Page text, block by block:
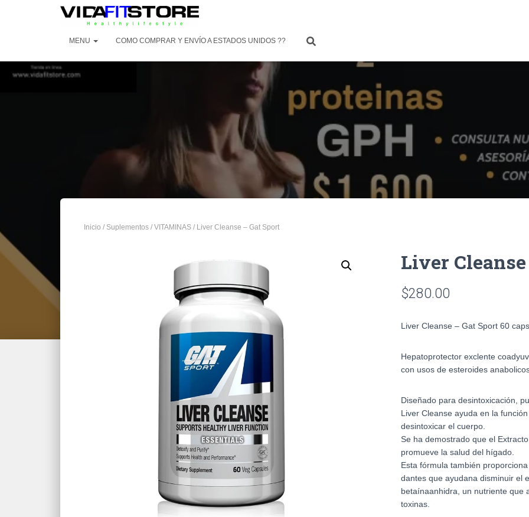
MENU COMO COMPRAR Y ENVÍO A ESTADOS UNIDOS ??
Inicio / Suplementos / VITAMINAS / Liver Cleanse – Gat Sport
Liver
$280.00
Liver Cleanse – Gat Sport 60 caps
Hepatoprotector exclente
con usos de esteroides
Diseñado para desintoxicación,
Liver Cleanse ayuda en la
desintoxicar el cuerpo.
Se ha demostrado que el
promueve la salud del hígado.
Esta fórmula también
dantes que ayudana disminuir el
betaínaanhidra, un nutriente que
toxinas.